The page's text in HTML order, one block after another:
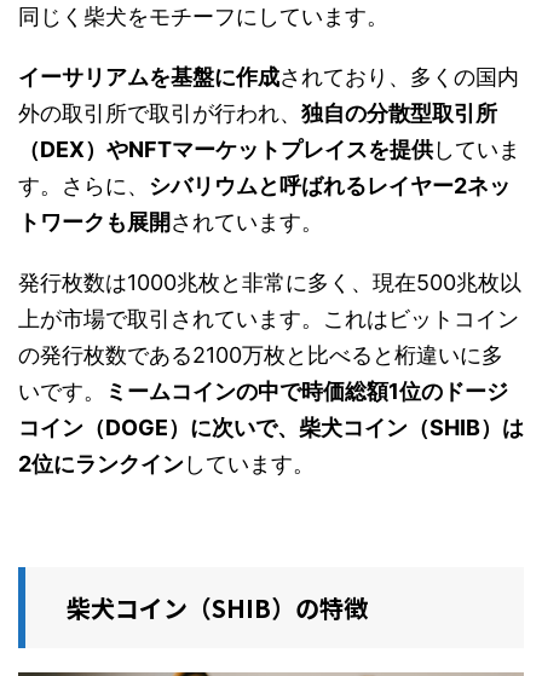
同じく柴犬をモチーフにしています。
イーサリアムを基盤に作成されており、多くの国内
外の取引所で取引が行われ、 独自の分散型取引所
（DEX）やNFTマーケットプレイスを提供していま
す。さらに、 シバリウムと呼ばれるレイヤー2ネッ
トワークも展開されています。
発行枚数は1000兆枚と非常に多く、現在500兆枚以
上が市場で取引されています。これはビットコイン
の発行枚数である2100万枚と比べると桁違いに多
いです。
ミームコインの中で時価総額1位のドージ
コイン（DOGE）に次いで、柴犬コイン（SHIB）は
2位にランクインしています。
柴犬コイン（SHIB）の特徴